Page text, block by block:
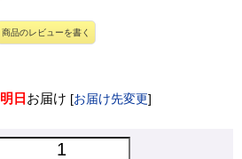
商品のレビューを書く
明日 お届け [お届け先変更]